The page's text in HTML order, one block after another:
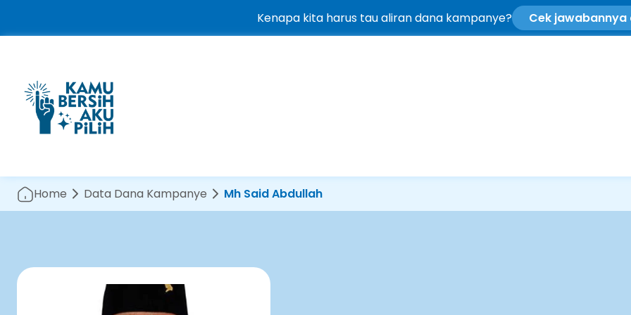
Kenapa kita harus tau aliran dana kampanye? Cek jawabannya
Home Data Dana Kampanye Mh Said Abdullah